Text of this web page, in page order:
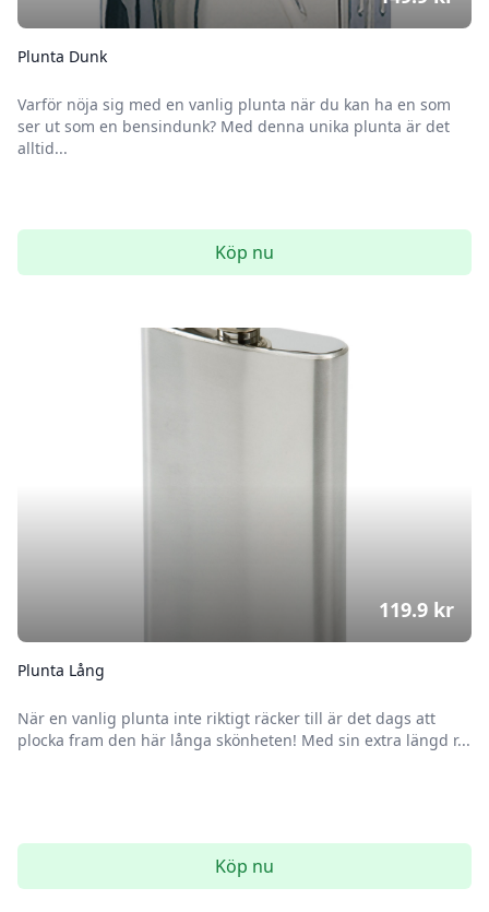
Plunta Dunk
Varför nöja sig med en vanlig plunta när du kan ha en som
ser ut som en bensindunk? Med denna unika plunta är det
alltid...
Köp nu
Plunta Lång
När en vanlig plunta inte riktigt räcker till är det dags att
plocka fram den här långa skönheten! Med sin extra längd r...
119.9 kr
Köp nu